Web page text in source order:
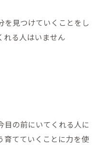
を見つけていくことをし
れる人はいません
目の前にいてくれる人に
育てていくことに力を使